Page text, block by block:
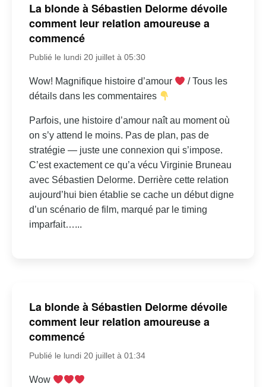
La blonde à Sébastien Delorme dévoile
comment leur relation amoureuse a
commencé
Publié le lundi 20 juillet à 05:30
Wow! Magnifique histoire d’amour
/ Tous les
détails dans les commentaires
Parfois, une histoire d’amour naît au moment où
on s’y attend le moins. Pas de plan, pas de
stratégie — juste une connexion qui s’impose.
C’est exactement ce qu’a vécu Virginie Bruneau
avec Sébastien Delorme. Derrière cette relation
aujourd’hui bien établie se cache un début digne
d’un scénario de film, marqué par le timing
imparfait…...
La blonde à Sébastien Delorme dévoile
comment leur relation amoureuse a
commencé
Publié le lundi 20 juillet à 01:34
Wow